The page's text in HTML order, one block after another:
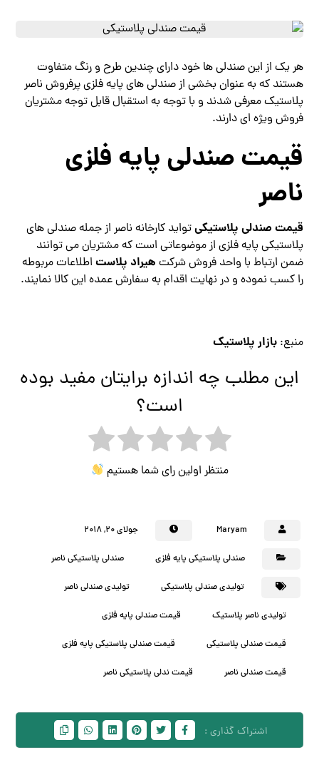
هر یک از این صندلی‌ ها خود دارای چندین طرح و رنگ متفاوت
هستند که به عنوان بخشی از صندلی های پایه فلزی پرفروش ناصر
پلاستیک معرفی شدند و با توجه به استقبال قابل توجه مشتریان
فروش ویژه ای دارند.
قیمت صندلی پایه فلزی
ناصر
قیمت صندلی پلاستیکیتواید کارخانه ناصر از جمله صندلی های
پلاستیکی پایه فلزی از موضوعاتی است که مشتریان می‌ توانند
ضمن ارتباط با واحد فروش شرکت هیراد پلاست اطلاعات مربوطه
را کسب نموده و در نهایت اقدام به سفارش عمده این کالا نمایند.
منبع:بازار پلاستیک
این مطلب چه اندازه برایتان مفید بوده
است؟
منتظر اولین رای شما هستیم
Maryam جولای ۲۰, ۲۰۱۸
صندلی پلاستیکی پایه فلزی صندلی پلاستیکی ناصر
تولیدی صندلی پلاستیکی تولیدی صندلی ناصر
تولیدی ناصر پلاستیک قیمت صندلی پایه فلزی
قیمت صندلی پلاستیکی قیمت صندلی پلاستیکی پایه فلزی
قیمت صندلی ناصر قیمت ندلی پلاستیکی ناصر